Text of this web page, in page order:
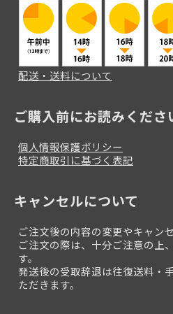
配送・送料について
ご購入前にお読みくださ
個人情報保護ポリシー
特定商取引に基づく表記
キャンセルについて
ご注文後の内容の変更やキャン
ご注文の際は、十分ご注意の上
す。
発送後の受取辞退は往復送料・
ただきます。